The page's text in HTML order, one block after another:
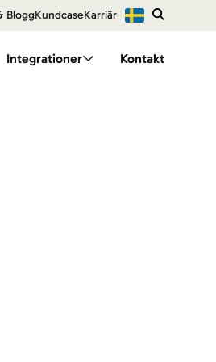
BloggKundcaseKarriär
Integrationer Kontakt